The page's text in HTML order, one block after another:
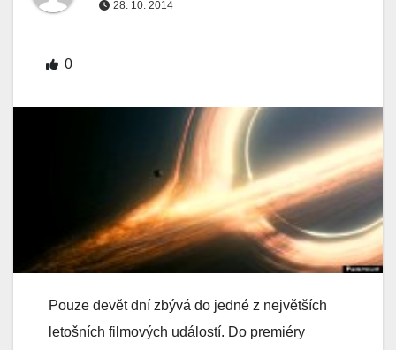
28. 10. 2014
0
Pouze devět dní zbývá do jedné z největších
letošních filmových událostí. Do premiéry